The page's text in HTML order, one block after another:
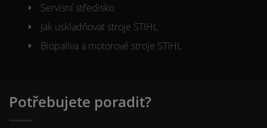
Servisní středisko
Jak uskladňovat stroje STIHL
Biopaliva a motorové stroje STIHL
Potřebujete poradit?